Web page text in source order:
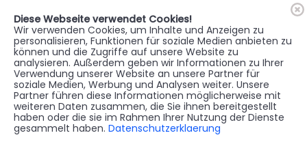
MENU
🇦🇹 Register
Diese Webseite verwendet Cookies!
Wir verwenden Cookies, um Inhalte und Anzeigen zu
personalisieren, Funktionen für soziale Medien anbieten zu
können und die Zugriffe auf unsere Website zu
analysieren. Außerdem geben wir Informationen zu Ihrer
Verwendung unserer Website an unsere Partner für
soziale Medien, Werbung und Analysen weiter. Unsere
Partner führen diese Informationen möglicherweise mit
weiteren Daten zusammen, die Sie ihnen bereitgestellt
haben oder die sie im Rahmen Ihrer Nutzung der Dienste
gesammelt haben. Datenschutzerklaerung